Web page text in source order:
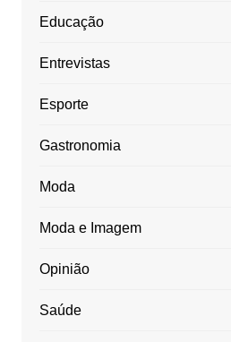
Educação
Entrevistas
Esporte
Gastronomia
Moda
Moda e Imagem
Opinião
Saúde